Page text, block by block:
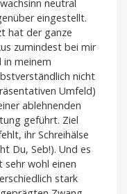
neutral
eingestellt.
hat der ganze
zumindest bei mir
in meinem
nicht
Umfeld)
ablehnenden
geführt. Ziel
ihr Schreihälse
Du, Seb!). Und es
sehr wohl einen
stark